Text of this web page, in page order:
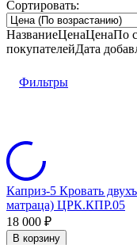
Сортировать:
НазваниеЦенаЦенаПо
покупателейДата
Фильтры
Каприз-5 Кровать
матраца) ЦРК.КПР.05
18 000 ₽
В корзину